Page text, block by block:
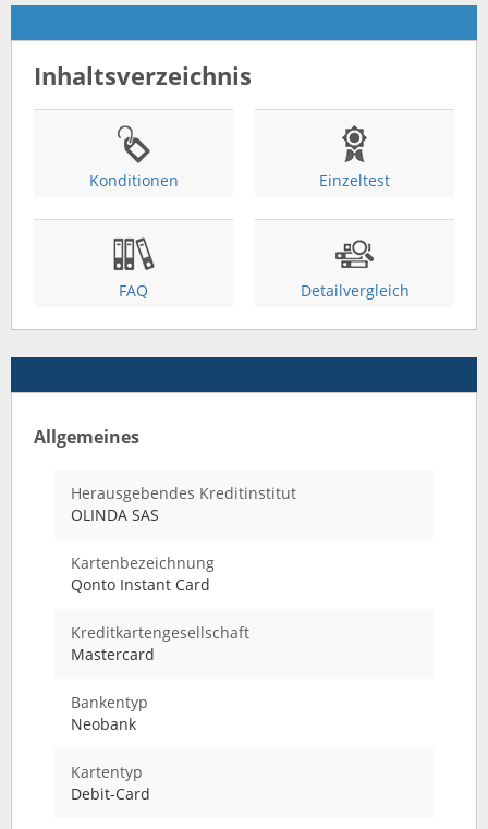
Inhaltsverzeichnis
Konditionen Einzeltest
FAQ Detailvergleich
Allgemeines
Herausgebendes Kreditinstitut
OLINDA SAS
Kartenbezeichnung
Qonto Instant Card
Kreditkartengesellschaft
Mastercard
Bankentyp
Neobank
Kartentyp
Debit-Card